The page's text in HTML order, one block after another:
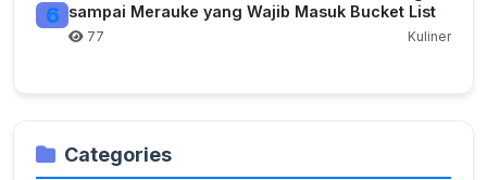
6 sampai Merauke yang Wajib Masuk Bucket List
77 Kuliner
Categories